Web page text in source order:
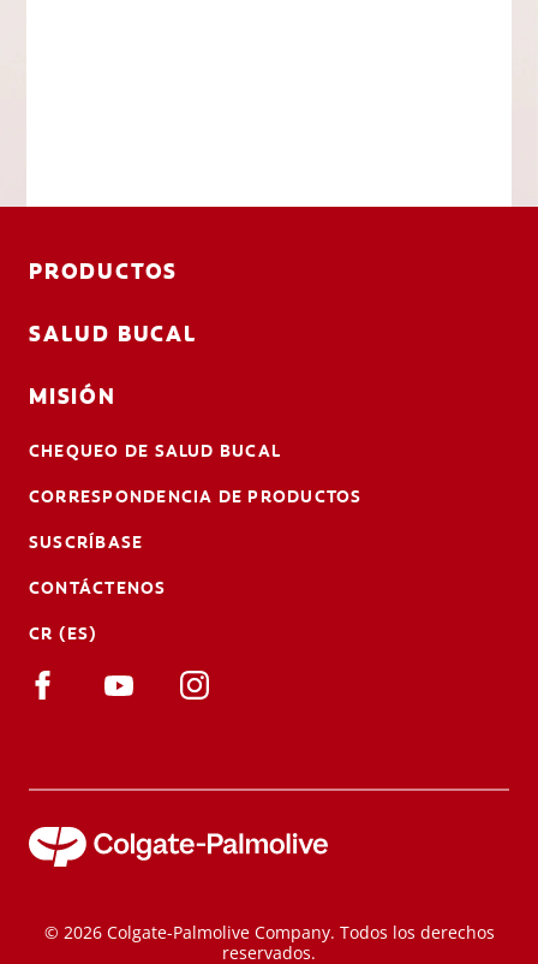
PRODUCTOS
SALUD BUCAL
MISIÓN
CHEQUEO DE SALUD BUCAL
CORRESPONDENCIA DE PRODUCTOS
SUSCRÍBASE
CONTÁCTENOS
CR (ES)
© 2026 Colgate-Palmolive Company. Todos los derechos
reservados.